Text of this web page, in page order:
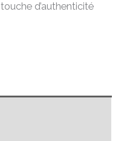
d’authenticité